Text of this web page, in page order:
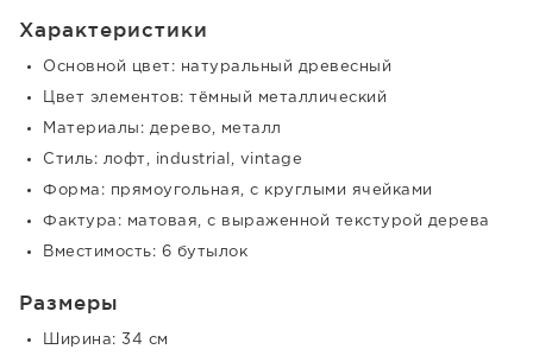
Характеристики
Основной цвет: натуральный древесный
Цвет элементов: тёмный металлический
Материалы: дерево, металл
Стиль: лофт, industrial, vintage
Форма: прямоугольная, с круглыми ячейками
Фактура: матовая, с выраженной текстурой дерева
Вместимость: 6 бутылок
Размеры
Ширина: 34 см